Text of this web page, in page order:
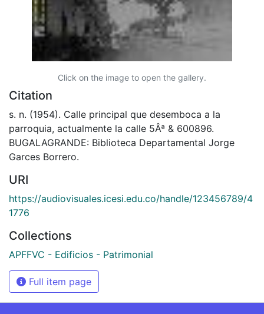
Click on the image to open the gallery.
Citation
s. n. (1954). Calle principal que desemboca a la
parroquia, actualmente la calle 5Âª & 600896.
BUGALAGRANDE: Biblioteca Departamental Jorge
Garces Borrero.
URI
https://audiovisuales.icesi.edu.co/handle/123456789/4
1776
Collections
APFFVC - Edificios - Patrimonial
Full item page